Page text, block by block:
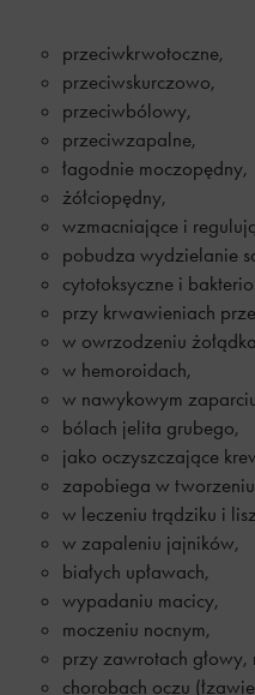
przeciwkrwotoczne,
przeciwskurczowo,
przeciwbólowy,
przeciwzapalne,
łagodnie moczopędny,
żółciopędny,
wzmacniające i
pobudza wydzielanie
cytotoksyczne i
przy krwawieniach
w owrzodzeniu
w hemoroidach,
w nawykowym
bólach jelita grubego,
jako oczyszczające
zapobiega w
w leczeniu trądziku i
w zapaleniu jajników,
białych upławach,
wypadaniu macicy,
moczeniu nocnym,
przy zawrotach głowy,
chorobach oczu